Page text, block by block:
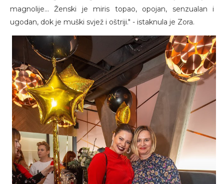
magnolije... Ženski je miris topao, opojan, senzualan i
ugodan, dok je muški svjež i oštriji." - istaknula je Zora.